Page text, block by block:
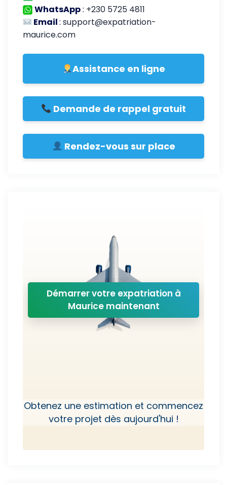
WhatsApp: +230 5725 4811
Email:support@expatriation-
maurice.com
Assistance en ligne
Demande de rappel gratuit
Rendez-vous sur place
Démarrer votre expatriation à
Maurice maintenant
Obtenez une estimation et commencez
votre projet dès aujourd'hui !